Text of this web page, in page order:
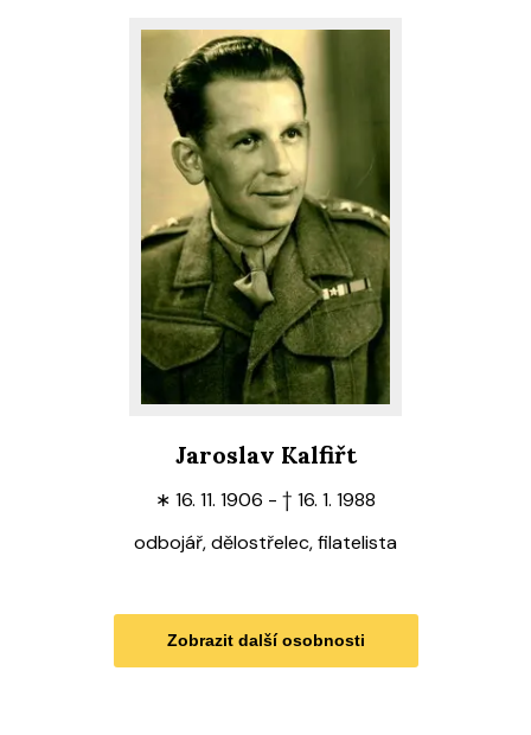
Jaroslav Kalfiřt
∗ 16. 11. 1906 - † 16. 1. 1988
odbojář, dělostřelec, filatelista
Zobrazit další osobnosti